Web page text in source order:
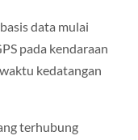
data mulai
pada kendaraan
kedatangan
terhubung